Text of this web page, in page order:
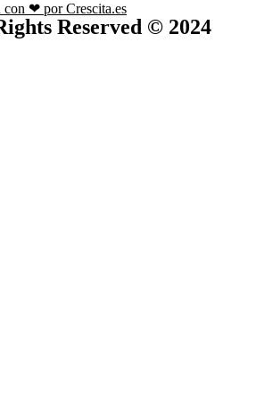
con ❤ por Crescita.es
Reserved © 2024